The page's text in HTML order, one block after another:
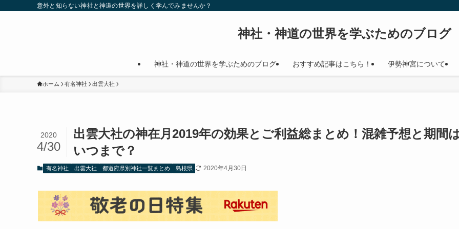
意外と知らない神社と神道の世界を詳しく学んでみませんか？
神社・神道の世界を学ぶためのブログ
神社・神道の世界を学ぶためのブログ おすすめ記事はこちら！ 伊勢神宮について
ホーム 有名神社 出雲大社
出雲大社の神在月2019年の効果とご利益総まとめ！混雑予想と期間
いつまで？
2020
4/30
有名神社 出雲大社 都道府県別神社一覧まとめ 島根県 2020年4月30日